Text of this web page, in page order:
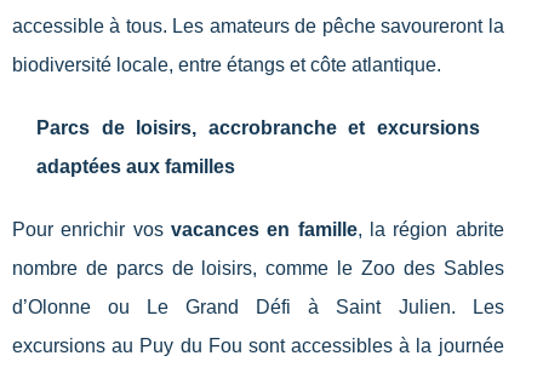
accessible à tous. Les amateurs de pêche savoureront la
biodiversité locale, entre étangs et côte atlantique.
Parcs de loisirs, accrobranche et excursions
adaptées aux familles
Pour enrichir vos vacances en famille, la région abrite
nombre de parcs de loisirs, comme le Zoo des Sables
d’Olonne ou Le Grand Défi à Saint Julien. Les
excursions au Puy du Fou sont accessibles à la journée